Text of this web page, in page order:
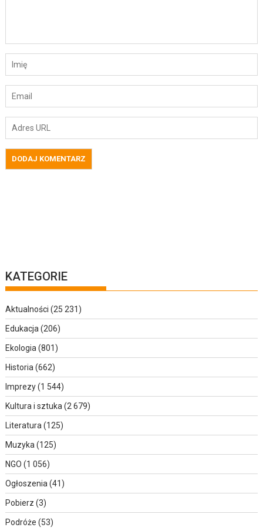
KATEGORIE
Aktualności (25 231)
Edukacja (206)
Ekologia (801)
Historia (662)
Imprezy(1 544)
Kultura i sztuka (2 679)
Literatura (125)
Muzyka (125)
NGO (1 056)
Ogłoszenia (41)
Pobierz (3)
Podróże (53)